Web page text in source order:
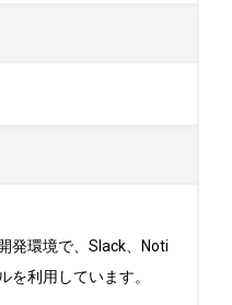
発環境で、Slack、Noti
利用しています。